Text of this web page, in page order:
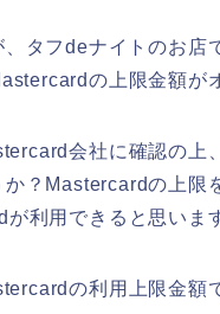
タフdeナイトのお店
の上限金額が
会社に確認の上
？Mastercardの上限
利用できると思いま
の利用上限金額